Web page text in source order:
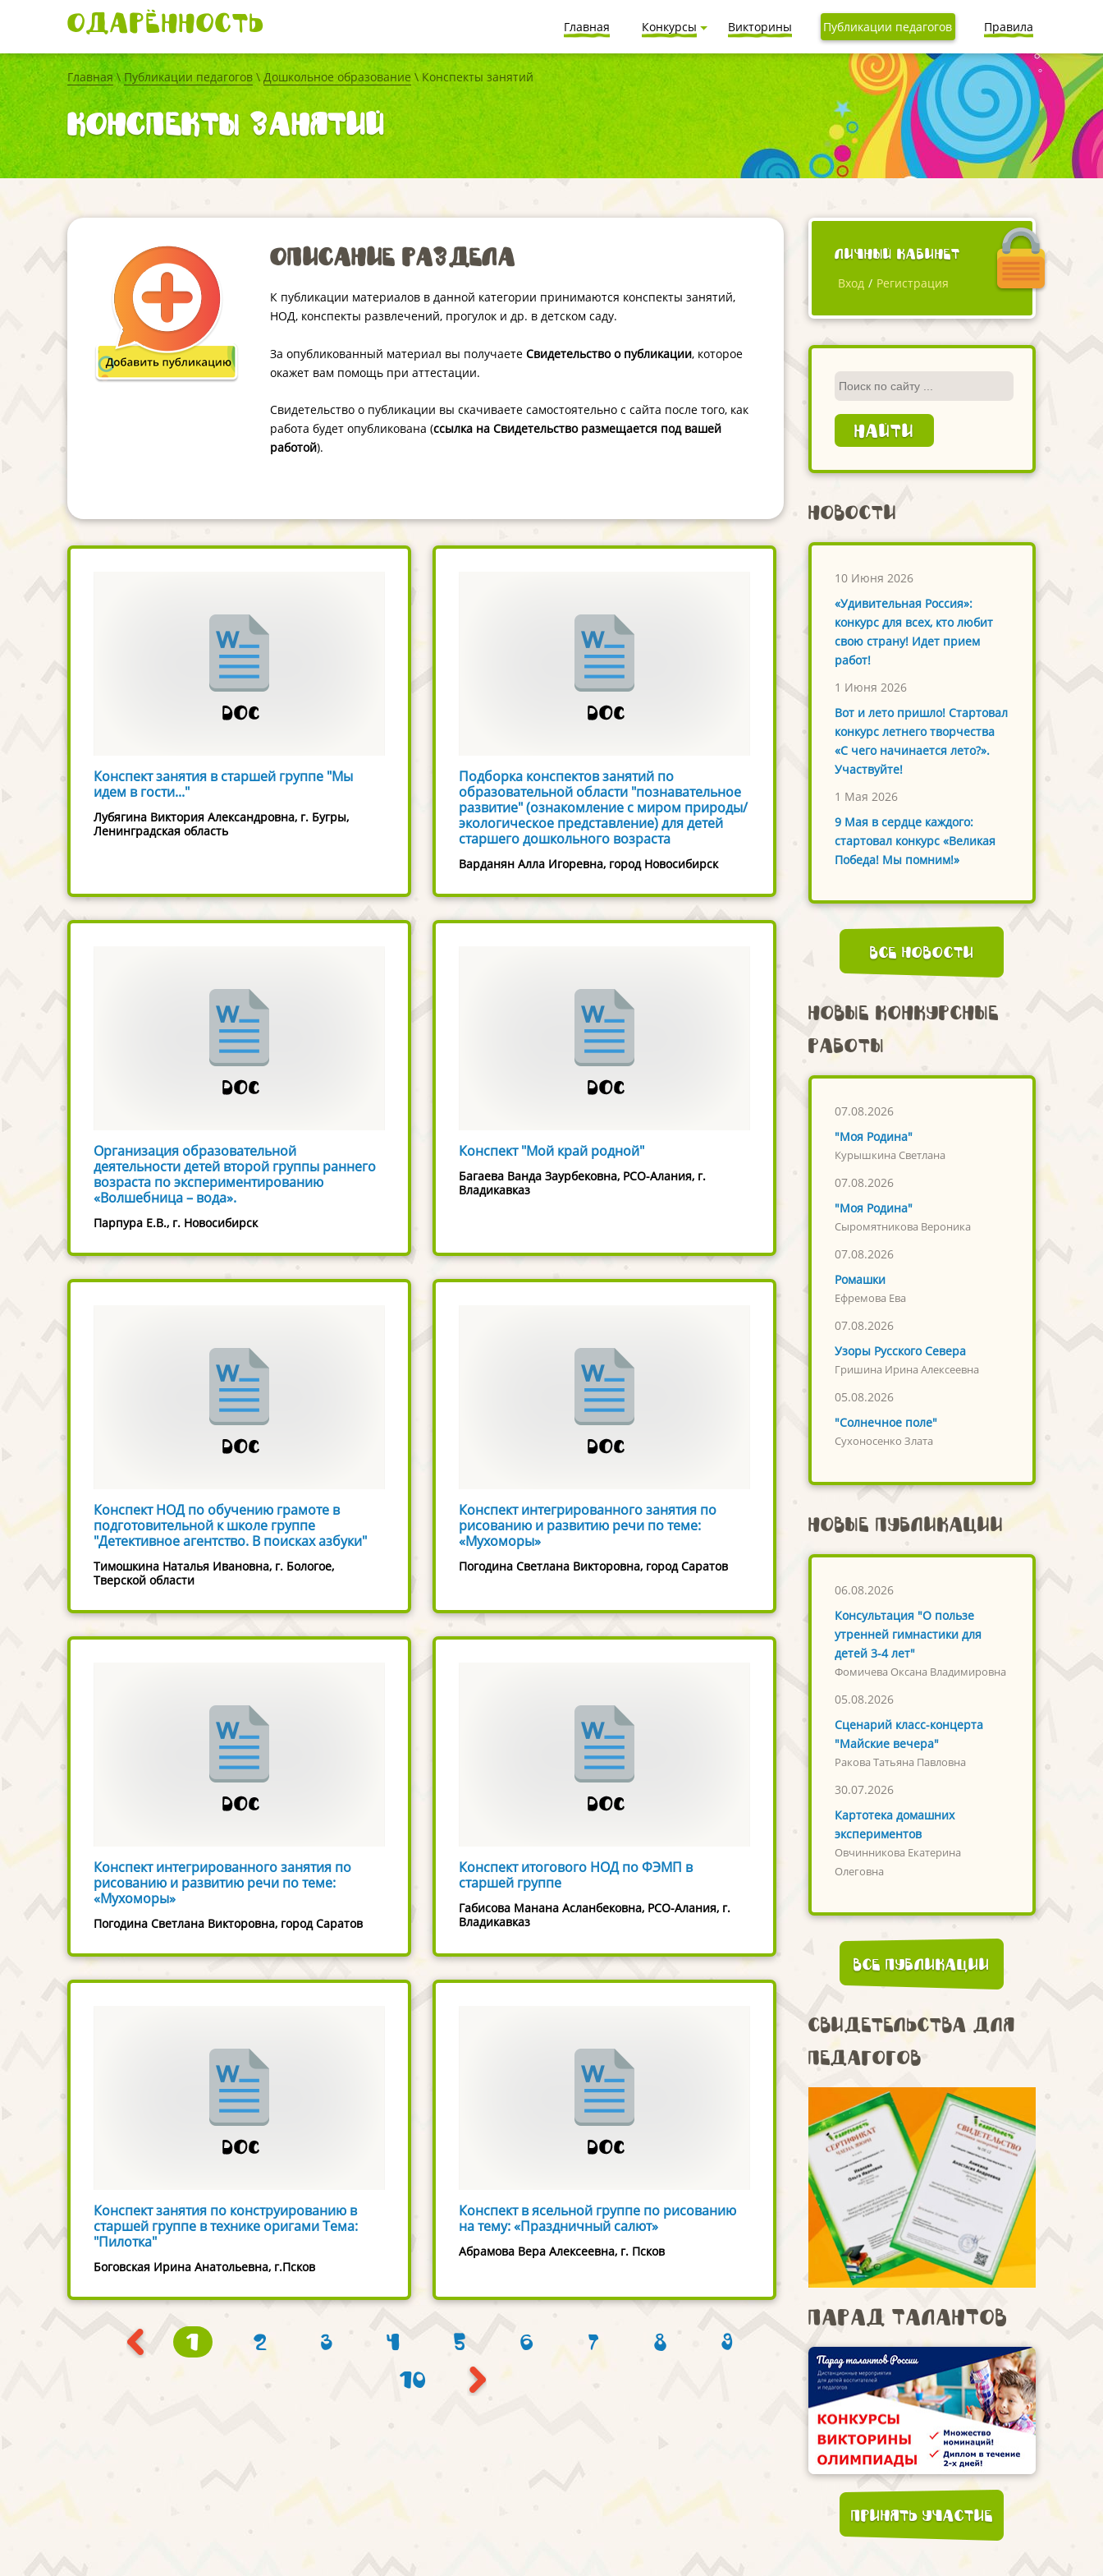
Одарённость Главная Конкурсы Викторины Публикации педагогов Правила
Главная\Публикации педагогов \ Дошкольное образование \ Конспекты занятий
Конспекты занятий
Описание раздела
К публикации материалов в данной категории принимаются конспекты занятий,
НОД, конспекты развлечений, прогулок и др. в детском саду.
За опубликованный материал вы получаете Свидетельство о публикации, которое
окажет вам помощь при аттестации.
Свидетельство о публикации вы скачиваете самостоятельно с сайта после того, как
работа будет опубликована (ссылка на Свидетельство размещается под вашей
работой).
Конспект занятия в старшей группе "Мы
идем в гости..."
Лубягина Виктория Александровна, г. Бугры,
Ленинградская область
Подборка конспектов занятий по
образовательной области "познавательное
развитие" (ознакомление с миром природы/
экологическое представление) для детей
старшего дошкольного возраста
Варданян Алла Игоревна, город Новосибирск
Организация образовательной
деятельности детей второй группы раннего
возраста по экспериментированию
«Волшебница – вода».
Парпура Е.В., г. Новосибирск
Конспект "Мой край родной"
Багаева Ванда Заурбековна, РСО-Алания, г.
Владикавказ
Конспект НОД по обучению грамоте в
подготовительной к школе группе
"Детективное агентство. В поисках азбуки"
Тимошкина Наталья Ивановна, г. Бологое,
Тверской области
Конспект интегрированного занятия по
рисованию и развитию речи по теме:
«Мухоморы»
Погодина Светлана Викторовна, город Саратов
Конспект интегрированного занятия по
рисованию и развитию речи по теме:
«Мухоморы»
Погодина Светлана Викторовна, город Саратов
Конспект итогового НОД по ФЭМП в
старшей группе
Габисова Манана Асланбековна, РСО-Алания, г.
Владикавказ
Конспект занятия по конструированию в
старшей группе в технике оригами Тема:
"Пилотка"
Боговская Ирина Анатольевна, г.Псков
Конспект в ясельной группе по рисованию
на тему: «Праздничный салют»
Абрамова Вера Алексеевна, г. Псков
1 2 3 4 5 6 7 8
9
10
Личный кабинет
Вход / Регистрация
Новости
10 Июня 2026
«Удивительная Россия»:
конкурс для всех, кто любит
свою страну! Идет прием
работ!
1 Июня 2026
Вот и лето пришло! Стартовал
конкурс летнего творчества
«С чего начинается лето?».
Участвуйте!
1 Мая 2026
9 Мая в сердце каждого:
стартовал конкурс «Великая
Победа! Мы помним!»
Все новости
Новые конкурсные
работы
07.08.2026
"Моя Родина"
Курышкина Светлана
07.08.2026
"Моя Родина"
Сыромятникова Вероника
07.08.2026
Ромашки
Ефремова Ева
07.08.2026
Узоры Русского Севера
Гришина Ирина Алексеевна
05.08.2026
"Солнечное поле"
Сухоносенко Злата
Новые публикации
06.08.2026
Консультация "О пользе
утренней гимнастики для
детей 3-4 лет"
Фомичева Оксана Владимировна
05.08.2026
Сценарий класс-концерта
"Майские вечера"
Ракова Татьяна Павловна
30.07.2026
Картотека домашних
экспериментов
Овчинникова Екатерина
Олеговна
Все публикации
Свидетельства для
педагогов
Парад талантов
Принять участие